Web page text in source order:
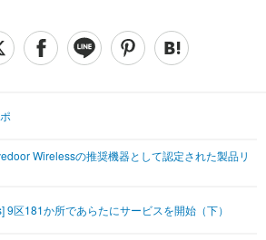
その他
映画・ドラマ
その他
Wirelessの推奨機器として認定された製品リ
9区181か所であらたにサービスを開始（下）